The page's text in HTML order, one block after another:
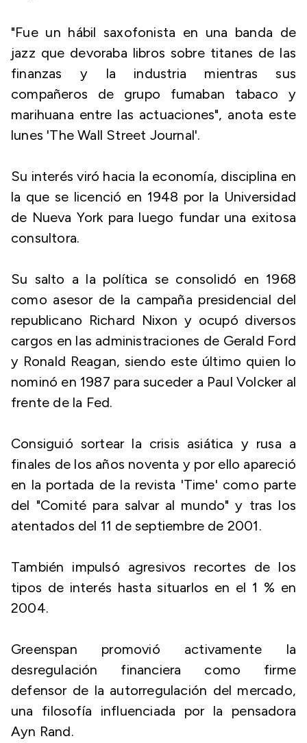
"Fue un hábil saxofonista en una banda de
jazz que devoraba libros sobre titanes de las
finanzas y la industria mientras sus
compañeros de grupo fumaban tabaco y
marihuana entre las actuaciones", anota este
lunes 'The Wall Street Journal'.
Su interés viró hacia la economía, disciplina en
la que se licenció en 1948 por la Universidad
de Nueva York para luego fundar una exitosa
consultora.
Su salto a la política se consolidó en 1968
como asesor de la campaña presidencial del
republicano Richard Nixon y ocupó diversos
cargos en las administraciones de Gerald Ford
y Ronald Reagan, siendo este último quien lo
nominó en 1987 para suceder a Paul Volcker al
frente de la Fed.
Consiguió sortear la crisis asiática y rusa a
finales de los años noventa y por ello apareció
en la portada de la revista 'Time' como parte
del "Comité para salvar al mundo" y tras los
atentados del 11 de septiembre de 2001.
También impulsó agresivos recortes de los
tipos de interés hasta situarlos en el 1 % en
2004.
Greenspan promovió activamente la
desregulación financiera como firme
defensor de la autorregulación del mercado,
una filosofía influenciada por la pensadora
Ayn Rand.